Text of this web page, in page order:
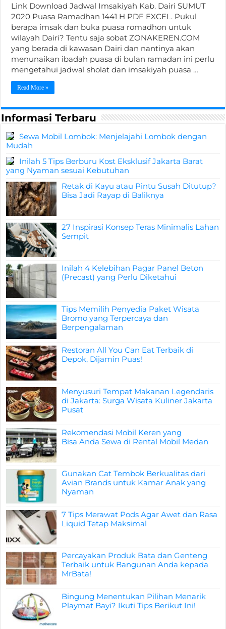
Link Download Jadwal Imsakiyah Kab. Dairi SUMUT
2020 Puasa Ramadhan 1441 H PDF EXCEL. Pukul
berapa imsak dan buka puasa romadhon untuk
wilayah Dairi? Tentu saja sobat ZONAKEREN.COM
yang berada di kawasan Dairi dan nantinya akan
menunaikan ibadah puasa di bulan ramadan ini perlu
mengetahui jadwal sholat dan imsakiyah puasa …
Read More »
Informasi Terbaru
Sewa Mobil Lombok: Menjelajahi Lombok dengan
Mudah
Inilah 5 Tips Berburu Kost Eksklusif Jakarta Barat
yang Nyaman sesuai Kebutuhan
Retak di Kayu atau Pintu Susah Ditutup?
Bisa Jadi Rayap di Baliknya
27 Inspirasi Konsep Teras Minimalis Lahan
Sempit
Inilah 4 Kelebihan Pagar Panel Beton
(Precast) yang Perlu Diketahui
Tips Memilih Penyedia Paket Wisata
Bromo yang Terpercaya dan
Berpengalaman
Restoran All You Can Eat Terbaik di
Depok, Dijamin Puas!
Menyusuri Tempat Makanan Legendaris
di Jakarta: Surga Wisata Kuliner Jakarta
Pusat
Rekomendasi Mobil Keren yang
Bisa Anda Sewa di Rental Mobil Medan
Gunakan Cat Tembok Berkualitas dari
Avian Brands untuk Kamar Anak yang
Nyaman
7 Tips Merawat Pods Agar Awet dan Rasa
Liquid Tetap Maksimal
Percayakan Produk Bata dan Genteng
Terbaik untuk Bangunan Anda kepada
MrBata!
Bingung Menentukan Pilihan Menarik
Playmat Bayi? Ikuti Tips Berikut Ini!